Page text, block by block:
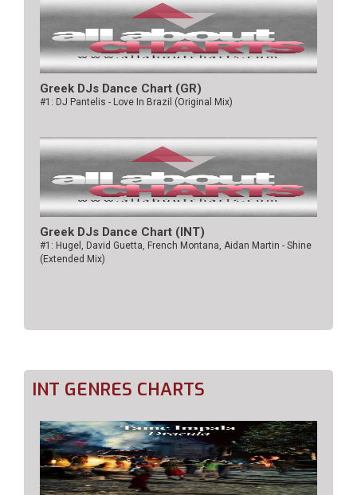
Greek DJs Dance Chart (GR)
#1: DJ Pantelis - Love In Brazil (Original Mix)
Greek DJs Dance Chart (ΙΝΤ)
#1: Hugel, David Guetta, French Montana, Aidan Martin - Shine
(Extended Mix)
INT GENRES CHARTS